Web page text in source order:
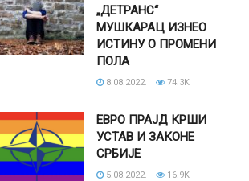
„ДЕТРАНС“
МУШКАРАЦ ИЗНЕО
ИСТИНУ О ПРОМЕНИ
ПОЛА
8.08.2022. 74.3K
ЕВРО ПРАЈД КРШИ
УСТАВ И ЗАКОНЕ
СРБИЈЕ
5.08.2022. 16.9K